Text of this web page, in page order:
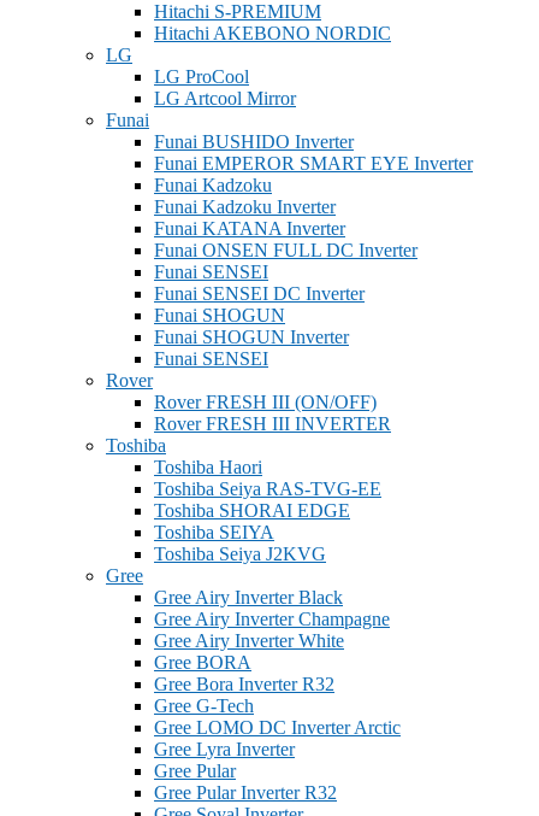
Hitachi S-PREMIUM
Hitachi AKEBONO NORDIC
LG
LG ProCool
LG Artcool Mirror
Funai
Funai BUSHIDO Inverter
Funai EMPEROR SMART EYE Inverter
Funai Kadzoku
Funai Kadzoku Inverter
Funai KATANA Inverter
Funai ONSEN FULL DC Inverter
Funai SENSEI
Funai SENSEI DC Inverter
Funai SHOGUN
Funai SHOGUN Inverter
Funai SENSEI
Rover
Rover FRESH III (ON/OFF)
Rover FRESH III INVERTER
Toshiba
Toshiba Haori
Toshiba Seiya RAS-TVG-EE
Toshiba SHORAI EDGE
Toshiba SEIYA
Toshiba Seiya J2KVG
Gree
Gree Airy Inverter Black
Gree Airy Inverter Champagne
Gree Airy Inverter White
Gree BORA
Gree Bora Inverter R32
Gree G-Tech
Gree LOMO DC Inverter Arctic
Gree Lyra Inverter
Gree Pular
Gree Pular Inverter R32